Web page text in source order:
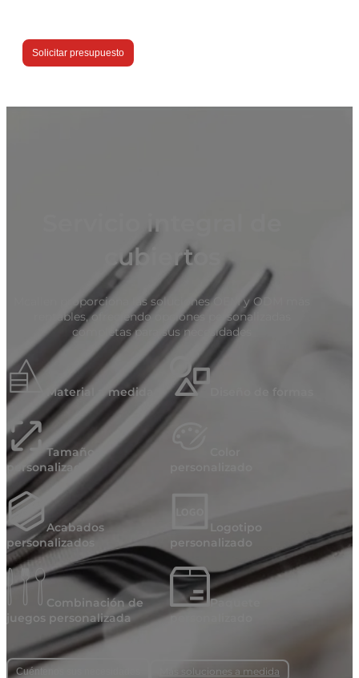
Solicitar presupuesto
Servicio integral de
cubiertos
Mcallen proporciona las soluciones OEM y ODM más
rentables, ofreciendo opciones personalizadas
completas para sus necesidades
Material a medida
Tamaño
personalizado
Acabados
personalizados
Logotipo
personalizado
Combinación de
juegos personalizada
Paquete
personalizado
Cuéntenos sus necesidades Más soluciones a medida